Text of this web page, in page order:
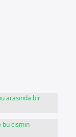
arasında bir
bu cismin